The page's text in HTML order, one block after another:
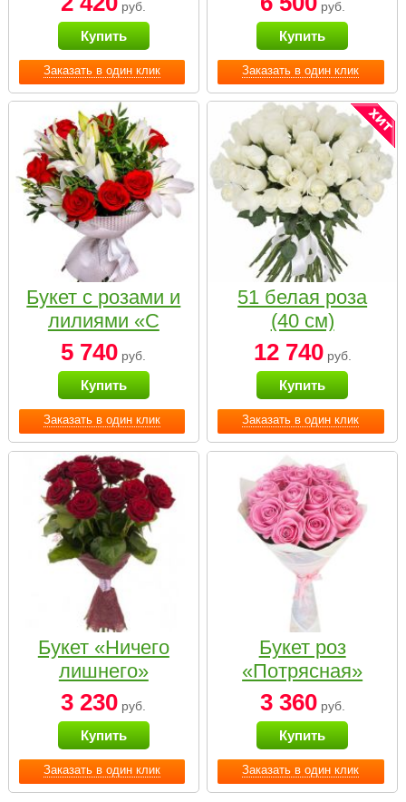
Заказать в один клик
руб.
Купить
Заказать в один клик
руб.
Купить
Заказать в один клик
Букет с розами и
лилиями «С
наилучшими
пожеланиями»
5 740 руб.
Купить
Заказать в один клик
51 белая роза
(40 см)
12 740руб.
Купить
Заказать в один клик
Букет «Ничего
лишнего»
3 230 руб.
Купить
Заказать в один клик
Букет роз
«Потрясная»
3 360руб.
Купить